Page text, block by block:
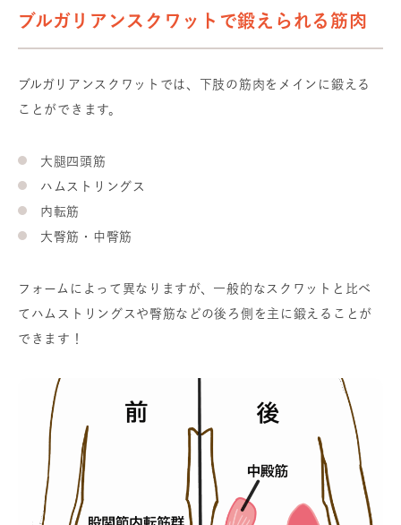
ブルガリアンスクワットで鍛えられる筋肉
ブルガリアンスクワットでは、下肢の筋肉をメインに鍛える
ことができます。
大腿四頭筋
ハムストリングス
内転筋
大臀筋・中臀筋
フォームによって異なりますが、一般的なスクワットと比べ
てハムストリングスや臀筋などの後ろ側を主に鍛えることが
できます！